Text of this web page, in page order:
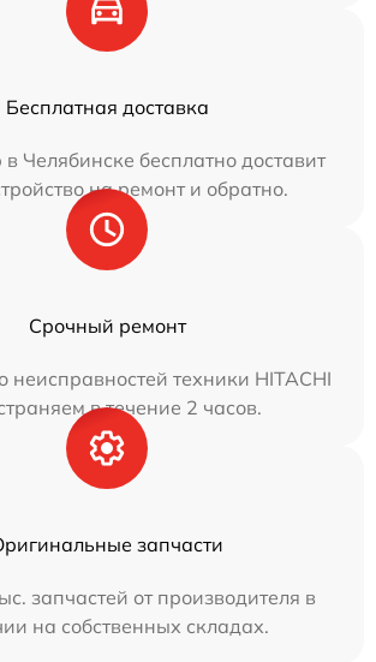
Бесплатная доставка
Челябинске бесплатно доставит
на ремонт и обратно.
Срочный ремонт
неисправностей техники HITACHI
в течение 2 часов.
запчасти
запчастей от производителя в
на собственных складах.